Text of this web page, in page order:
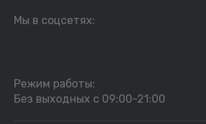
Мы в соцсетях:
Режим работы:
Без выходных с 09:00-21:00